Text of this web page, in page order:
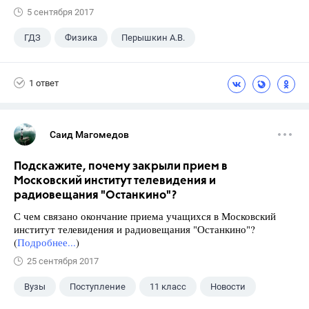
5 сентября 2017
ГДЗ Физика Перышкин А.В.
1 ответ
Саид Магомедов
Подскажите, почему закрыли прием в
Московский институт телевидения и
радиовещания "Останкино"?
С чем связано окончание приема учащихся в Московский
институт телевидения и радиовещания "Останкино"?
(Подробнее...)
25 сентября 2017
Вузы Поступление 11 класс Новости